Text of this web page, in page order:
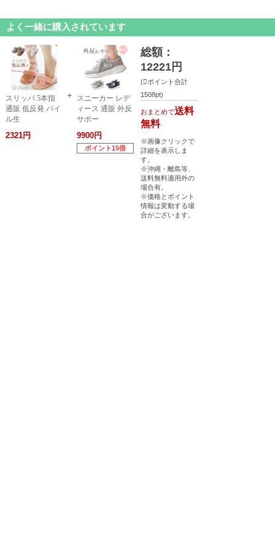
よく一緒に購入されています
スリッパ 5本指
通販 低反発 パイ
ル生
2321円
スニーカー レデ
ィース 通販 外反
サポー
9900円
ポイント15倍
総額：
12221円
(
ポイント合計
1508pt)
おまとめで送料
無料
※画像クリックで
詳細を表示しま
す。
※沖縄・離島等、
送料無料適用外の
場合有。
※価格とポイント
情報は変動する場
合がございます。